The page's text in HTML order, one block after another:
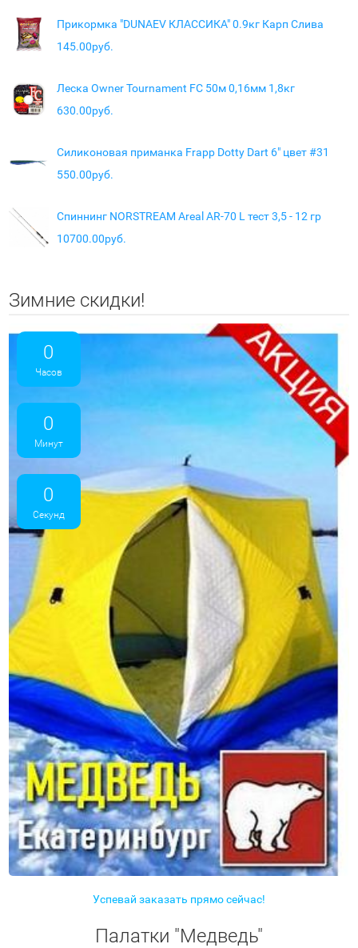
Прикормка "DUNAEV КЛАССИКА" 0.9кг Карп Слива
145.00руб.
Леска Owner Tournament FC 50м 0,16мм 1,8кг
630.00руб.
Силиконовая приманка Frapp Dotty Dart 6" цвет #31
550.00руб.
Спиннинг NORSTREAM Areal AR-70 L тест 3,5 - 12 гр
10700.00руб.
Зимние скидки!
0
Часов
0
Минут
0
Секунд
Успевай заказать прямо сейчас!
Палатки "Медведь"